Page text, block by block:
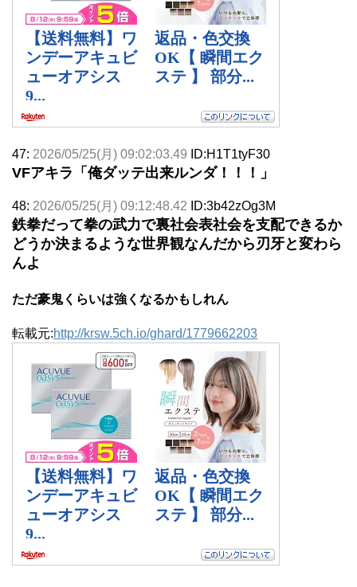
47: 2026/05/25(月) 09:02:03.49 ID:H1T1tyF30
VFアキラ「俺ダッテ出来ルンダ！！！」
48: 2026/05/25(月) 09:12:48.42 ID:3b42zOg3M
鉄拳だって拳の武力で裏社会表社会を支配できるか
どうか決まるような世界観なんだから刃牙と変わら
んよ
ただ豪鬼くらいは強くなるかもしれん
転載元:http://krsw.5ch.io/ghard/1779662203